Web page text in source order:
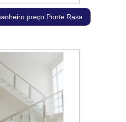
preço Ponte Rasa